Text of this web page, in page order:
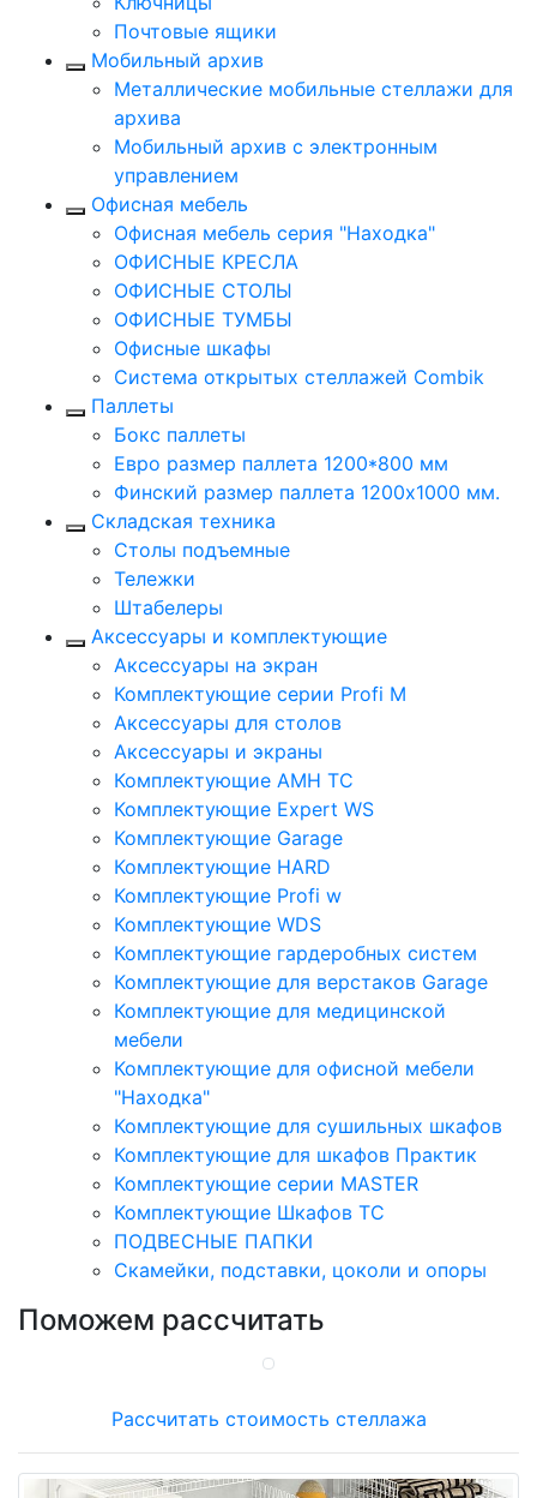
Почтовые ящики
Мобильный архив
Металлические мобильные стеллажи для
архива
Мобильный архив с электронным
управлением
Офисная мебель
Офисная мебель серия "Находка"
ОФИСНЫЕ КРЕСЛА
ОФИСНЫЕ СТОЛЫ
ОФИСНЫЕ ТУМБЫ
Офисные шкафы
Система открытых стеллажей Combik
Паллеты
Бокс паллеты
Евро размер паллета 1200*800 мм
Финский размер паллета 1200х1000 мм.
Складская техника
Столы подъемные
Тележки
Штабелеры
Аксессуары и комплектующие
Аксессуары на экран
Комплектующие серии Profi M
Аксессуары для столов
Аксессуары и экраны
Комплектующие AMH TC
Комплектующие Expert WS
Комплектующие Garage
Комплектующие HARD
Комплектующие Profi w
Комплектующие WDS
Комплектующие гардеробных систем
Комплектующие для верстаков Garage
Комплектующие для медицинской
мебели
Комплектующие для офисной мебели
"Находка"
Комплектующие для сушильных шкафов
Комплектующие для шкафов Практик
Комплектующие серии MASTER
Комплектующие Шкафов ТС
ПОДВЕСНЫЕ ПАПКИ
Скамейки, подставки, цоколи и опоры
Поможем рассчитать
Рассчитать стоимость стеллажа